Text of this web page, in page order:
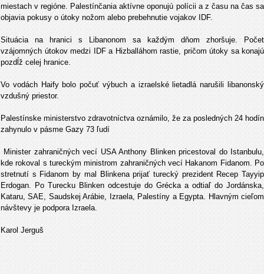
miestach v regióne. Palestínčania aktívne oponujú polícii a z času na čas sa
objavia pokusy o útoky nožom alebo prebehnutie vojakov IDF.
Situácia na hranici s Libanonom sa každým dňom zhoršuje. Počet
vzájomných útokov medzi IDF a Hizballáhom rastie, pričom útoky sa konajú
pozdĺž celej hranice.
Vo vodách Haify bolo počuť výbuch a izraelské lietadlá narušili libanonský
vzdušný priestor.
Palestínske ministerstvo zdravotníctva oznámilo, že za posledných 24 hodín
zahynulo v pásme Gazy 73 ľudí
Minister zahraničných vecí USA Anthony Blinken pricestoval do Istanbulu,
kde rokoval s tureckým ministrom zahraničných vecí Hakanom Fidanom. Po
stretnutí s Fidanom by mal Blinkena prijať turecký prezident Recep Tayyip
Erdogan. Po Turecku Blinken odcestuje do Grécka a odtiaľ do Jordánska,
Kataru, SAE, Saudskej Arábie, Izraela, Palestíny a Egypta. Hlavným cieľom
návštevy je podpora Izraela.
Karol Jerguš